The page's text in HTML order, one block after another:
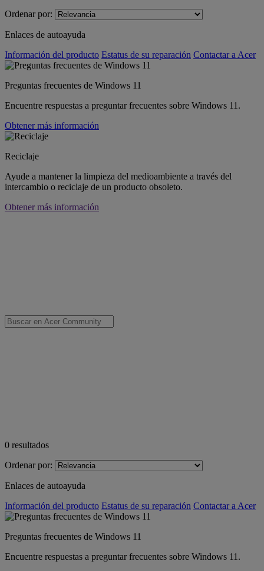
Ordenar por:
Enlaces de autoayuda
Información del producto Estatus de su reparación Contactar a Acer
Preguntas frecuentes de Windows 11
Encuentre respuestas a preguntar frecuentes sobre Windows 11.
Obtener más información
Reciclaje
Ayude a mantener la limpieza del medioambiente a través del
intercambio o reciclaje de un producto obsoleto.
Obtener más información
0 resultados
Ordenar por:
Enlaces de autoayuda
Información del producto Estatus de su reparación Contactar a Acer
Preguntas frecuentes de Windows 11
Encuentre respuestas a preguntar frecuentes sobre Windows 11.